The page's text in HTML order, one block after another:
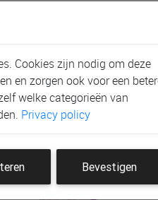
80 *
Cookies zijn nodig om deze
en zorgen ook voor een
welke categorieën van
Privacy policy
Bevestigen